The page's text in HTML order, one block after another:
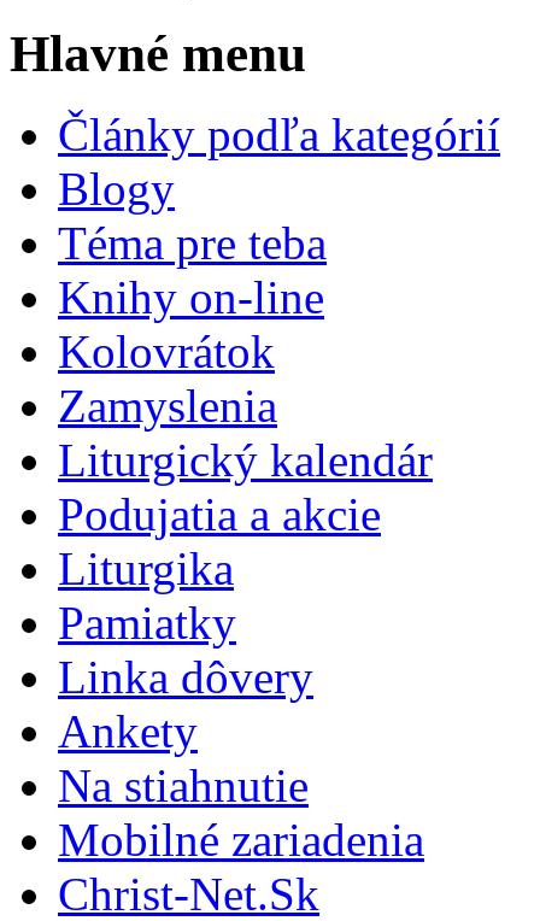
Hlavné menu
Články podľa kategórií
Blogy
Téma pre teba
Knihy on-line
Kolovrátok
Zamyslenia
Liturgický kalendár
Podujatia a akcie
Liturgika
Pamiatky
Linka dôvery
Ankety
Na stiahnutie
Mobilné zariadenia
Christ-Net.Sk